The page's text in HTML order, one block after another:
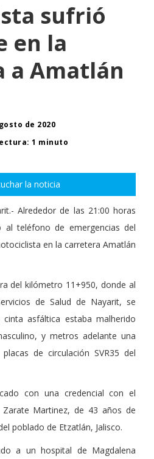
sufrió
en la
a Amatlán
de 2020
1 minuto
la noticia
Alrededor de las 21:00 horas
teléfono de emergencias del
en la carretera Amatlán
del kilómetro 11+950, donde al
de Salud de Nayarit, se
asfáltica estaba malherido
y metros adelante una
de circulación SVR35 del
con una credencial con el
Martinez, de 43 años de
poblado de Etzatlán, Jalisco.
a un hospital de Magdalena